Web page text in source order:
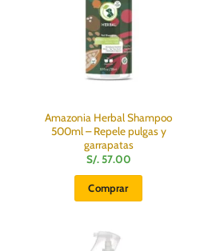
Amazonia Herbal Shampoo
500ml – Repele pulgas y
garrapatas
S/. 57.00
Comprar